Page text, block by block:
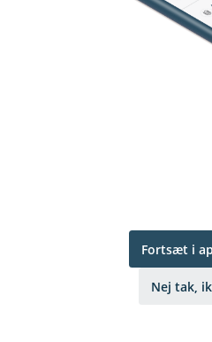
Fortsæt i
Nej tak,